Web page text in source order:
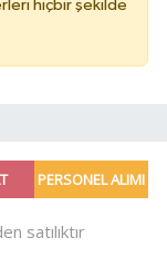
hiçbir şekilde